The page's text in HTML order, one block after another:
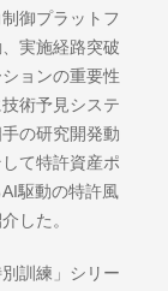
御プラットフ
実施経路突破
ョンの重要性
術予見システ
の研究開発動
て特許資産ポ
駆動の特許風
した。
訓練」シリー